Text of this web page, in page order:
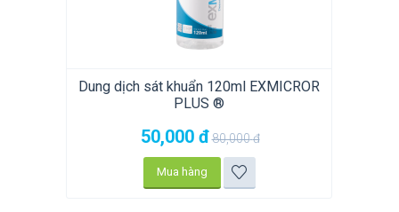
Dung dịch sát khuẩn 120ml EXMICROR
PLUS ®
50,000 đ80,000đ
Mua hàng